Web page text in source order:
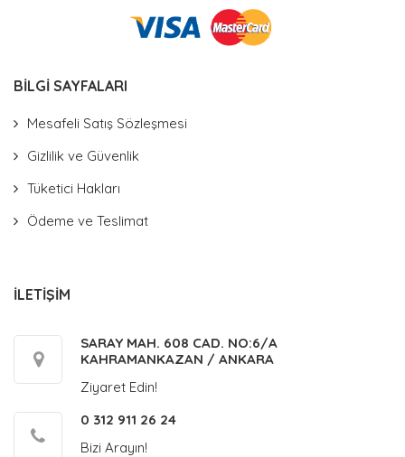
BİLGİ SAYFALARI
Mesafeli Satış Sözleşmesi
Gizlilik ve Güvenlik
Tüketici Hakları
Ödeme ve Teslimat
İLETİŞİM
SARAY MAH. 608 CAD. NO:6/A
KAHRAMANKAZAN / ANKARA
Ziyaret Edin!
0 312 911 26 24
Bizi Arayın!